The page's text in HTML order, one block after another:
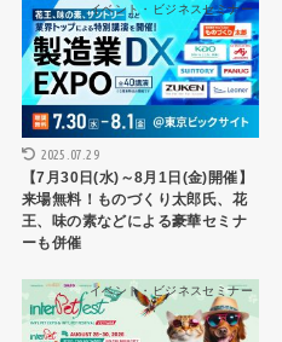
イベント・ビジネスセミナー
2025.07.29
【7月30日(水)～8月1日(金)開催】
来場無料！ものづくり太郎氏、花
王、味の素などによる豪華セミナ
ーも併催
イベント・ビジネスセミナー